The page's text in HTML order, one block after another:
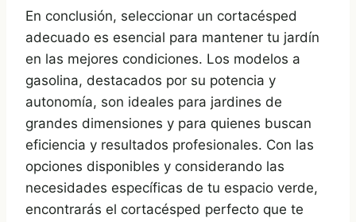
En conclusión, seleccionar un cortacésped
adecuado es esencial para mantener tu jardín
en las mejores condiciones. Los modelos a
gasolina, destacados por su potencia y
autonomía, son ideales para jardines de
grandes dimensiones y para quienes buscan
eficiencia y resultados profesionales. Con las
opciones disponibles y considerando las
necesidades específicas de tu espacio verde,
encontrarás el cortacésped perfecto que te